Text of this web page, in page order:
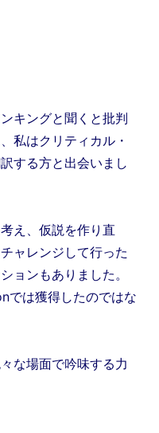
キングと聞くと批判
私はクリティカル・
する方と出会いまし
え、仮説を作り直
ャレンジして行った
ョンもありました。
では獲得したのではな
な場面で吟味する力